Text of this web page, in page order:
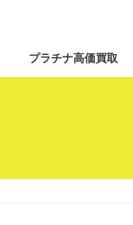
プラチナ高価買取